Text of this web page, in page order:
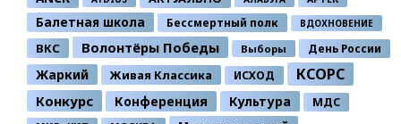
Балетная школа Бессмертный полк ВДОХНОВЕНИЕ
ВКС Волонтёры Победы Выборы День России
Жаркий Живая Классика ИСХОД КСОРС
Конкурс Конференция Культура МДС